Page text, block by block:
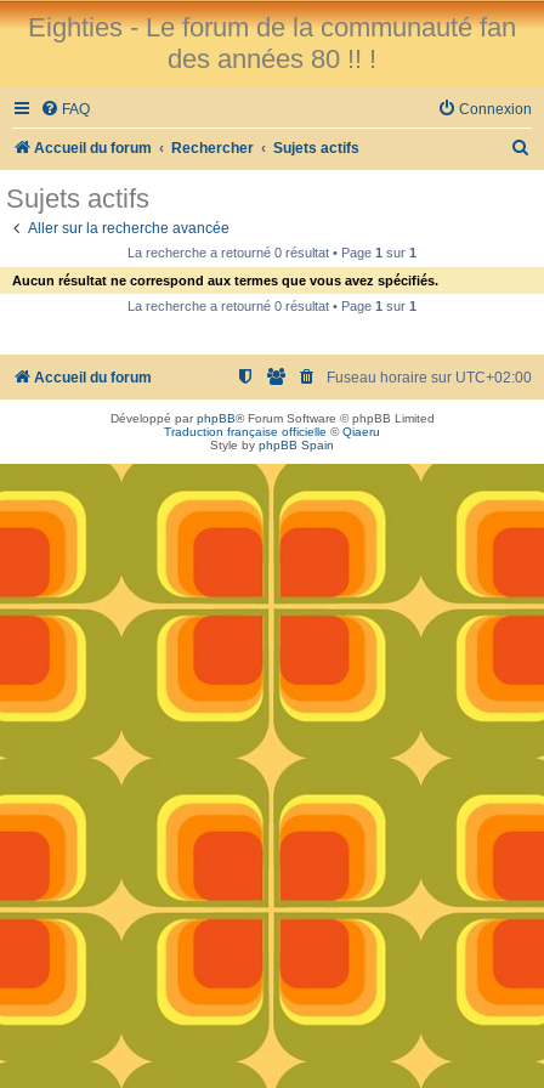
Eighties - Le forum de la communauté fan
des années 80 !! !
FAQ Connexion
Accueil du forum Rechercher Sujets actifs
e
Sujets actifs
Aller sur la recherche avancée
La recherche a retourné 0 résultat • Page 1 sur 1
Aucun résultat ne correspond aux termes que vous avez spécifiés.
La recherche a retourné 0 résultat • Page 1 sur 1
Accueil du forum Fuseau horaire sur UTC+02:00
Développé parphpBB® Forum Software © phpBB Limited
Traduction française officielle ©Qiaeru
Style by phpBB Spain